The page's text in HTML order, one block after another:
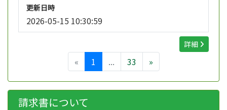
更新日時
2026-05-15 10:30:59
詳細
« 1 ... 33 »
請求書について